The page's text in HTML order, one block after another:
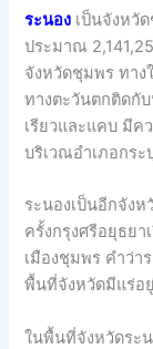
ระนอง เป็นจังหวั
ประมาณ
จังหวัดชุมพร ทาง
ทางตะวันตกติดกั
เรียวและแคบ มีค
บริเวณอำเภอกระ
ระนองเป็นอีกจัง
ครั้งกรุงศรีอยุธยา
เมืองชุมพร คำว่า
พื้นที่จังหวัดมีแร่อ
ในพื้นที่จังหวัดระ